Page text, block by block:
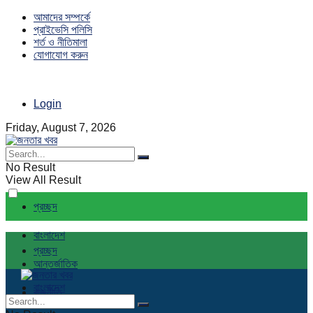
আমাদের সম্পর্কে
প্রাইভেসি পলিসি
শর্ত ও নীতিমালা
যোগাযোগ করুন
Login
Friday, August 7, 2026
No Result
View All Result
প্রচ্ছদ
বাংলাদেশ
আন্তর্জাতিক
রাজনীতি
প্রচ্ছদ
বাংলাদেশ